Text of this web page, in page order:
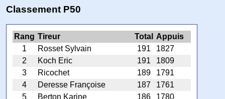
Classement P50
Rang Tireur Total
Appuis
1
Rosset Sylvain 191
1827
2
Koch Eric 191
1809
3
Ricochet 189
1791
4
Deresse Françoise 187
1761
5
Berton Karine 186
1780